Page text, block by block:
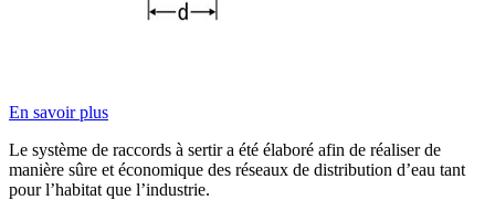
En savoir plus
Le système de raccords à sertir a été élaboré afin de réaliser de
manière sûre et économique des réseaux de distribution d’eau tant
pour l’habitat que l’industrie.